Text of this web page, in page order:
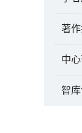
著
中
智